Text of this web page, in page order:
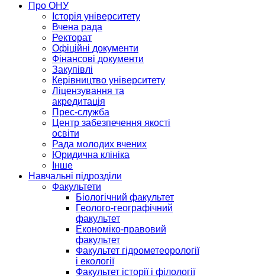
Про ОНУ
Історія університету
Вчена рада
Ректорат
Офіційні документи
Фінансові документи
Закупівлі
Керівництво університету
Ліцензування та
акредитація
Прес-служба
Центр забезпечення якості
освіти
Рада молодих вчених
Юридична клініка
Інше
Навчальні підрозділи
Факультети
Біологічний факультет
Геолого-географічний
факультет
Економіко-правовий
факультет
Факультет гідрометеорології
і екології
Факультет історії і філології